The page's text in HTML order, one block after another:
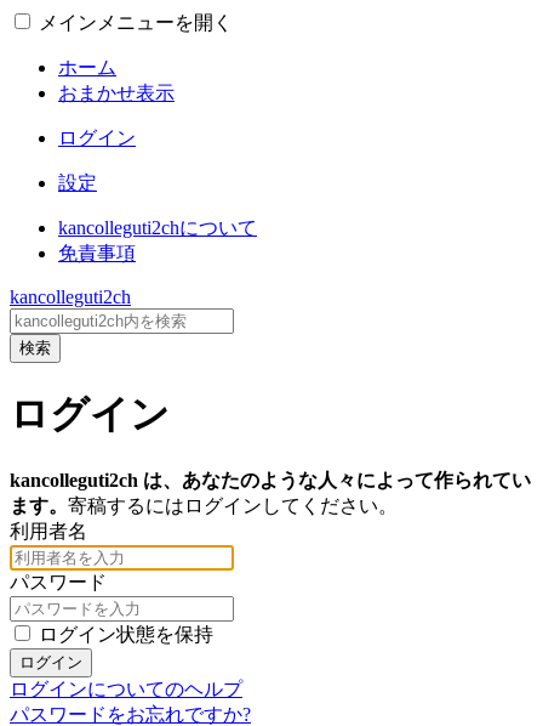
メインメニューを開く
ホーム
おまかせ表示
ログイン
設定
kancolleguti2chについて
免責事項
kancolleguti2ch
検索
ログイン
kancolleguti2ch は、あなたのような人々によって作られてい
ます。 寄稿するにはログインしてください。
利用者名
パスワード
ログイン状態を保持
ログイン
ログインについてのヘルプ
パスワードをお忘れですか?